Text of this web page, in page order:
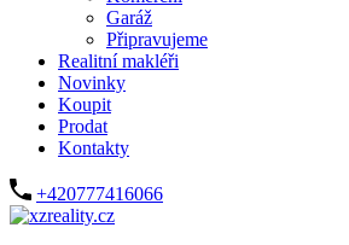
Garáž
Připravujeme
Realitní makléři
Novinky
Koupit
Prodat
Kontakty
+420777416066